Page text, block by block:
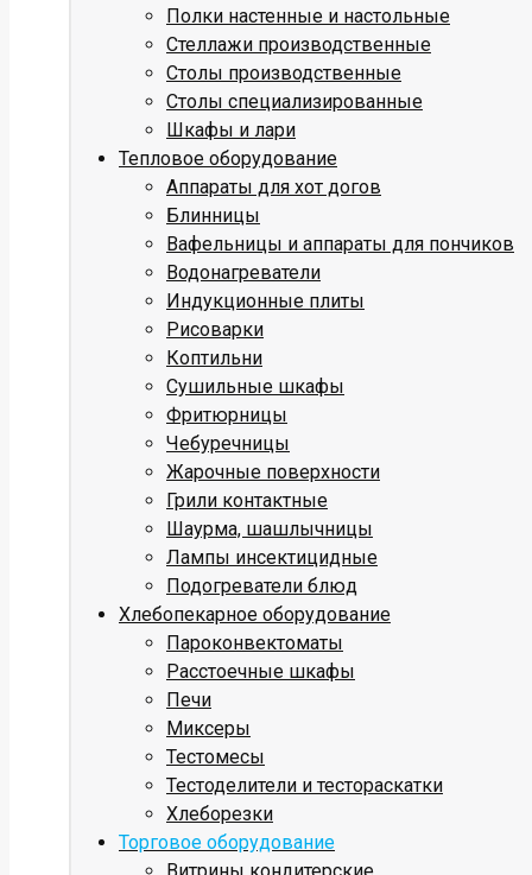
Полки настенные и настольные
Стеллажи производственные
Столы производственные
Столы специализированные
Шкафы и лари
Тепловое оборудование
Аппараты для хот догов
Блинницы
Вафельницы и аппараты для пончиков
Водонагреватели
Индукционные плиты
Рисоварки
Коптильни
Сушильные шкафы
Фритюрницы
Чебуречницы
Жарочные поверхности
Грили контактные
Шаурма, шашлычницы
Лампы инсектицидные
Подогреватели блюд
Хлебопекарное оборудование
Пароконвектоматы
Расстоечные шкафы
Печи
Миксеры
Тестомесы
Тестоделители и тестораскатки
Хлеборезки
Торговое оборудование
Витрины кондитерские